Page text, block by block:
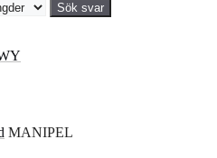
Sök svar
Y
MANIPEL